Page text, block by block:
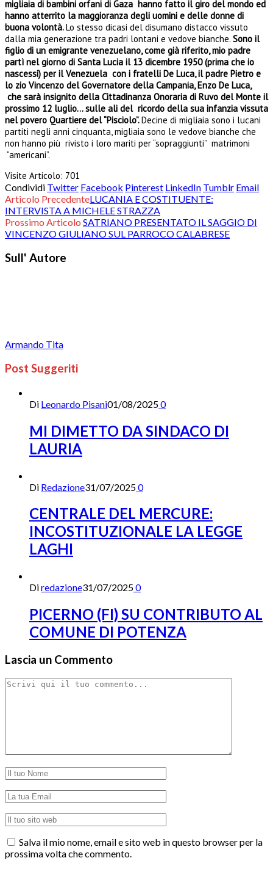
migliaia di bambini orfani di Gaza hanno fatto il giro del mondo ed
hanno atterrito la maggioranza degli uomini e delle donne di
buona volontà.Lo stesso dicasi del disumano distacco vissuto
dalla mia generazione tra padri lontani e vedove bianche. Sono il
figlio di un emigrante venezuelano, come già riferito, mio padre
partì nel giorno di Santa Lucia il 13 dicembre 1950 (prima che io
nascessi) per il Venezuela con i fratelli De Luca, il padre Pietro e
lo zio Vincenzo del Governatore della Campania, Enzo De Luca,
che sarà insignito della Cittadinanza Onoraria di Ruvo del Monte il
prossimo 12 luglio… sulle ali del ricordo della sua infanzia vissuta
nel povero Quartiere del “Pisciolo”.Decine di migliaia sono i lucani
partiti negli anni cinquanta, migliaia sono le vedove bianche che
non hanno più rivisto i loro mariti per “sopraggiunti” matrimoni
“americani”.
Visite Articolo: 701
Condividi Twitter Facebook Pinterest LinkedIn Tumblr Email
Articolo PrecedenteLUCANIA E COSTITUENTE:
INTERVISTA A MICHELE STRAZZA
Prossimo Articolo SATRIANO PRESENTATO IL SAGGIO DI
VINCENZO GIULIANO SUL PARROCO CALABRESE
Sull' Autore
Armando Tita
Post Suggeriti
Di Leonardo Pisani01/08/20250
MI DIMETTO DA SINDACO DI
LAURIA
Di Redazione31/07/20250
CENTRALE DEL MERCURE:
INCOSTITUZIONALE LA LEGGE
LAGHI
Diredazione31/07/20250
PICERNO (FI) SU CONTRIBUTO AL
COMUNE DI POTENZA
Lascia un Commento
Salva il mio nome, email e sito web in questo browser per la
prossima volta che commento.